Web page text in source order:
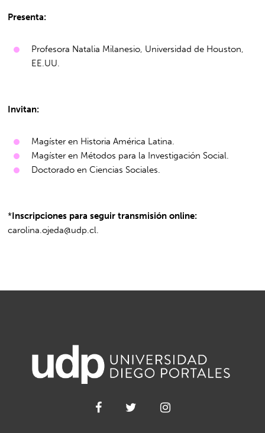
Presenta:
Profesora Natalia Milanesio, Universidad de Houston,
EE.UU.
Invitan:
Magíster en Historia América Latina.
Magíster en Métodos para la Investigación Social.
Doctorado en Ciencias Sociales.
*Inscripciones para seguir transmisión online:
carolina.ojeda@udp.cl